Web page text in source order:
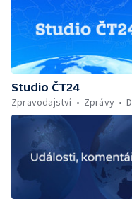
Studio ČT24
Zpravodajství
Zprávy